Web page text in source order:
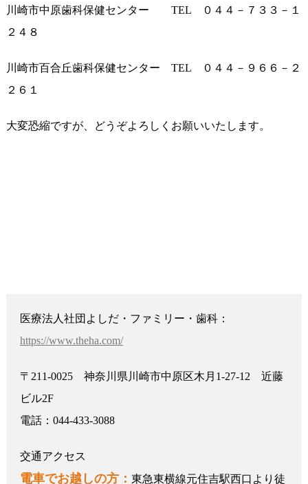
川崎市中原歯科保健センター TEL ０４４－７３３－１
２４８
川崎市百合丘歯科保健センター TEL ０４４－９６６－２
２６１
大変恐縮ですが、どうぞよろしくお願いいたします。
医療法人社団よしだ・ファミリー・歯科：
https://www.theha.com/
〒211-0025 神奈川県川崎市中原区木月1-27-12 近藤
ビル2F
電話：044-433-3088
交通アクセス
電車でお越しの方： 東急東横線元住吉駅西口より徒